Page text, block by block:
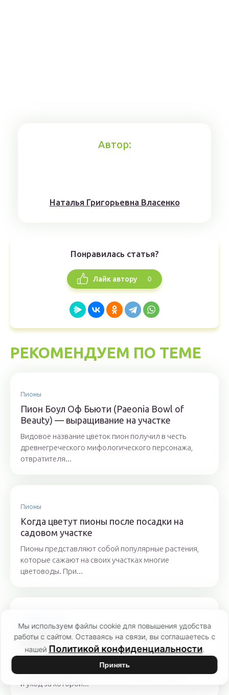
Автор:
Наталья Григорьевна Власенко
Понравилась статья?
Лайк автору 0
РЕКОМЕНДУЕМ ПО ТЕМЕ
Пионы
Пион Боул Оф Бьюти (Paeonia Bowl of
Beauty) — выращивание на участке
Видовое название цветок пион получил в честь
древнегреческого мифологического персонажа,
отвратителя...
Пионы
Когда цветут пионы после посадки на
садовом участке
Пионы представляют собой популярные растения,
которые сажают на своих участках многие
цветоводы. При...
Лобелия посадка и уход на садовом
участке
Нежные голубоватые, белые или розовые,
малиновые цветки — все это лобелия, посадка
и уход за которой...
Мы используем файлы cookie для повышения удобства
работы с сайтом. Оставаясь на связи, вы соглашаетесь с
нашей Политикой конфиденциальности.
Принять